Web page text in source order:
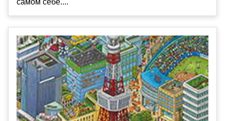
самом себе....